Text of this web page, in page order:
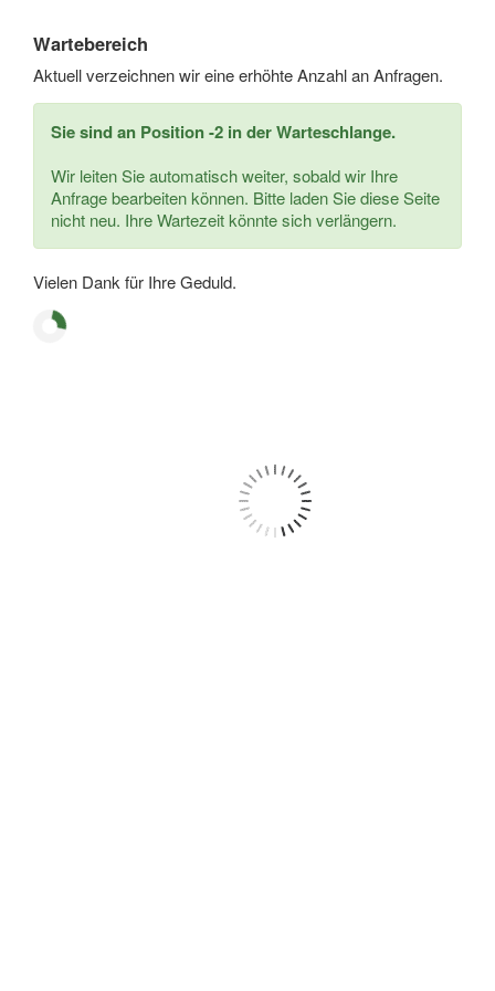
Wartebereich
Aktuell verzeichnen wir eine erhöhte Anzahl an Anfragen.
Sie sind an Position -2 in der Warteschlange.
Wir leiten Sie automatisch weiter, sobald wir Ihre
Anfrage bearbeiten können. Bitte laden Sie diese Seite
nicht neu. Ihre Wartezeit könnte sich verlängern.
Vielen Dank für Ihre Geduld.